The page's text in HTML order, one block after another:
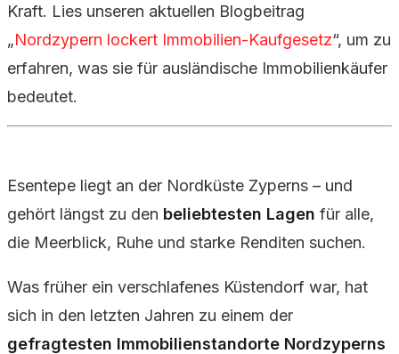
Kraft. Lies unseren aktuellen Blogbeitrag
„Nordzypern lockert Immobilien-Kaufgesetz“, um zu
erfahren, was sie für ausländische Immobilienkäufer
bedeutet.
Esentepe liegt an der Nordküste Zyperns – und
gehört längst zu den beliebtesten Lagen für alle,
die Meerblick, Ruhe und starke Renditen suchen.
Was früher ein verschlafenes Küstendorf war, hat
sich in den letzten Jahren zu einem der
gefragtesten Immobilienstandorte Nordzyperns